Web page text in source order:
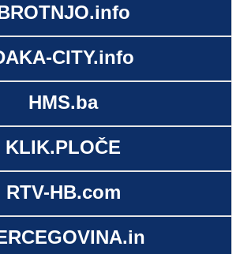
CITY.info
HMS.ba
KLIK.PLOČE
RTV-HB.com